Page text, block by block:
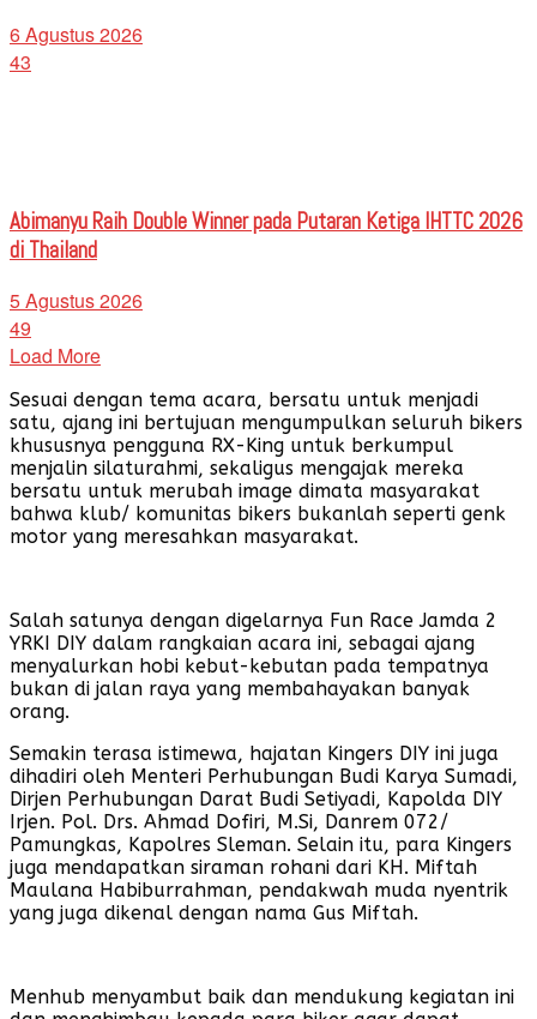
6 Agustus 2026
43
Abimanyu Raih Double Winner pada Putaran Ketiga IHTTC 2026
di Thailand
5 Agustus 2026
49
Load More
Sesuai dengan tema acara, bersatu untuk menjadi
satu, ajang ini bertujuan mengumpulkan seluruh bikers
khususnya pengguna RX-King untuk berkumpul
menjalin silaturahmi, sekaligus mengajak mereka
bersatu untuk merubah image dimata masyarakat
bahwa klub/ komunitas bikers bukanlah seperti genk
motor yang meresahkan masyarakat.
Salah satunya dengan digelarnya Fun Race Jamda 2
YRKI DIY dalam rangkaian acara ini, sebagai ajang
menyalurkan hobi kebut-kebutan pada tempatnya
bukan di jalan raya yang membahayakan banyak
orang.
Semakin terasa istimewa, hajatan Kingers DIY ini juga
dihadiri oleh Menteri Perhubungan Budi Karya Sumadi,
Dirjen Perhubungan Darat Budi Setiyadi, Kapolda DIY
Irjen. Pol. Drs. Ahmad Dofiri, M.Si, Danrem 072/
Pamungkas, Kapolres Sleman. Selain itu, para Kingers
juga mendapatkan siraman rohani dari KH. Miftah
Maulana Habiburrahman, pendakwah muda nyentrik
yang juga dikenal dengan nama Gus Miftah.
Menhub menyambut baik dan mendukung kegiatan ini